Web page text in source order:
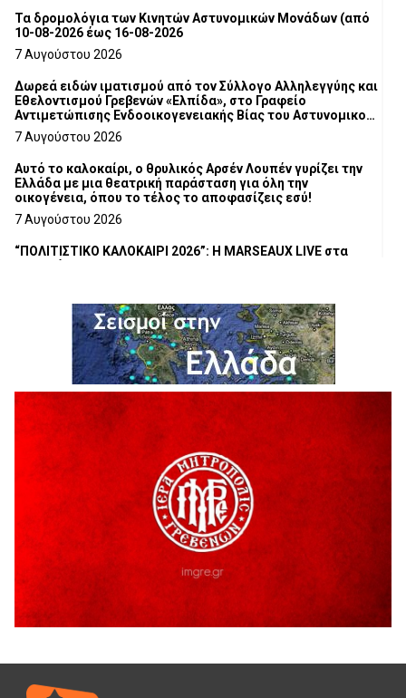
Τα δρομολόγια των Κινητών Αστυνομικών Μονάδων (από
10-08-2026 έως 16-08-2026
7 Αυγούστου 2026
Δωρεά ειδών ιματισμού από τον Σύλλογο Αλληλεγγύης και
Εθελοντισμού Γρεβενών «Ελπίδα», στο Γραφείο
Αντιμετώπισης Ενδοοικογενειακής Βίας του Αστυνομικού
Τμήματος Γρεβενών
7 Αυγούστου 2026
Αυτό το καλοκαίρι, ο θρυλικός Αρσέν Λουπέν γυρίζει την
Ελλάδα με μια θεατρική παράσταση για όλη την
οικογένεια, όπου το τέλος το αποφασίζεις εσύ!
7 Αυγούστου 2026
“ΠΟΛΙΤΙΣΤΙΚΟ ΚΑΛΟΚΑΙΡΙ 2026”: Η MARSEAUX LIVE στα
Υπογραφή Μνημονίου Συνεργασίας του Πανεπιστημίου
Δυτικής Μακεδονίας με το HanoiUniversity
6 Αυγούστου 2026
Σε απόγνωση λόγω αδέσποτων
6 Αυγούστου 2026
ΔΙΑΚΟΠΗ ΗΛΕΚΤΡΙΚΟΥ ΡΕΥΜΑΤΟΣ
6 Αυγούστου 2026
Ολοκληρώνεται η ασφαλτόστρωση της οδού Περιβόλι –
Αβδέλλα
H παραδοχή λαθών είναι (και) δύναμη
5 Αυγούστου 2026
Ο ΑΝΔΡΕΑΣ ΑΣΛΑΝΙΔΗΣ ΣΥΝΕΧΙΖΕΙ ΣΤΟΝ ΠΡΩΤΕΑ
ΓΡΕΒΕΝΩΝ
Ευχαριστήριο Εκπολιτιστικού Συλλόγου Ταξιάρχη προς κ.